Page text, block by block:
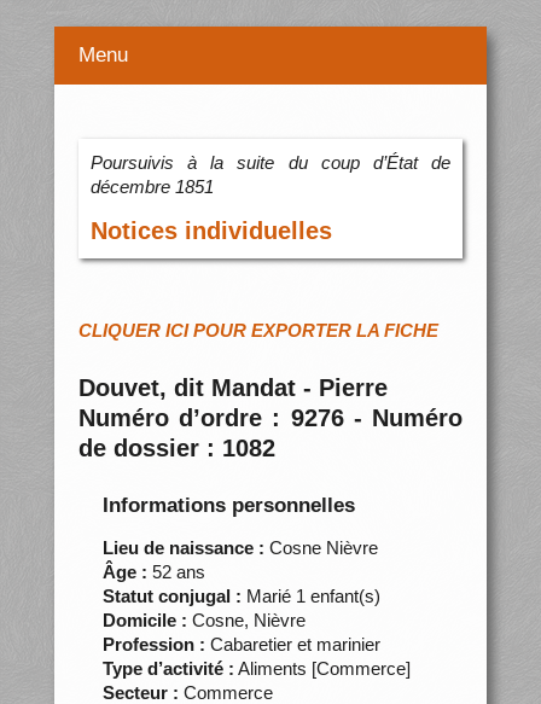
Menu
Poursuivis à la suite du coup d’État de
décembre 1851
Notices individuelles
CLIQUER ICI POUR EXPORTER LA FICHE
Douvet, dit Mandat - Pierre
Numéro d’ordre : 9276 - Numéro
de dossier : 1082
Informations personnelles
Lieu de naissance : Cosne Nièvre
Âge : 52 ans
Statut conjugal : Marié 1 enfant(s)
Domicile : Cosne, Nièvre
Profession : Cabaretier et marinier
Type d’activité : Aliments [Commerce]
Secteur : Commerce